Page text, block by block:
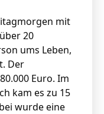
mit
20
ums Leben,
Der
Euro. Im
kam es zu 15
wurde eine